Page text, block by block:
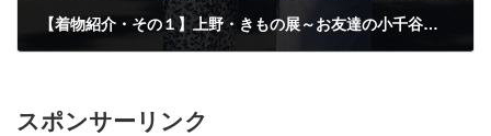
【着物紹介・その１】上野・きもの展～お友達の小千谷縮と鳥だらけ絽の小紋
スポンサーリンク